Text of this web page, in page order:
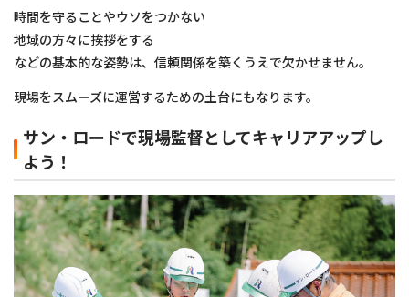
時間を守ることやウソをつかない
地域の方々に挨拶をする
などの基本的な姿勢は、信頼関係を築くうえで欠かせません。
現場をスムーズに運営するための土台にもなります。
サン・ロードで現場監督としてキャリアアップし
よう！